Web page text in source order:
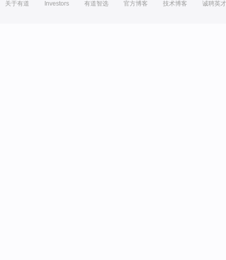
关于有道 Investors 有道智选 官方博客 技术博客 诚聘英才